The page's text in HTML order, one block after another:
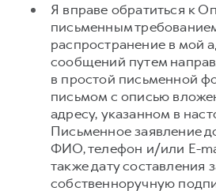
Я вправе обратиться к
письменным
распространение в мой
сообщений путем
в простой письменной
письмом с описью
адресу, указанном в
Письменное заявление
ФИО, телефон и/или E-
также дату составления
собственноручную